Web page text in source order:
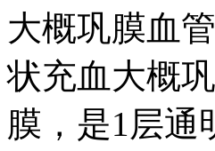
大概巩膜血
状充血大概
膜，是1层通